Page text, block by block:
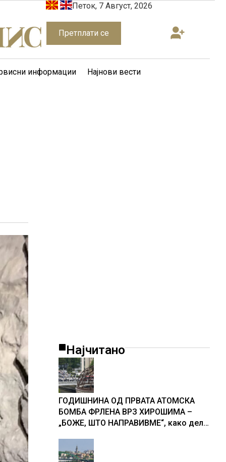
Петок, 7 Август, 2026
Претплати се
информации Најнови вести
Најчитано
ГОДИШНИНА ОД ПРВАТА АТОМСКА
БОМБА ФРЛЕНА ВРЗ ХИРОШИМА –
„БОЖЕ, ШТО НАПРАВИВМЕ“, како дел
учесниците во бомбардирањето го
доживуваа овој настан што го